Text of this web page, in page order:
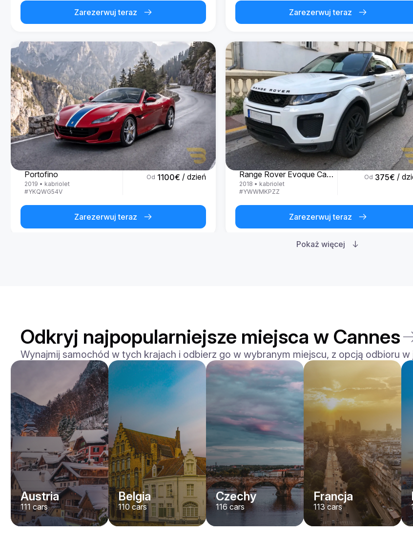
Zarezerwuj teraz Zarezerwuj teraz
Ferrari
Portofino
2019 • kabriolet
#YKQWG54V
Od 1100€ / dzień
Zarezerwuj teraz
Land Rover
Range Rover Evoque Cabrio
2018 • kabriolet
#YWWMKPZZ
Od 375€ /
Zarezerwuj teraz
Mercedes Benz
Maybach S-klasse 580
#
YXWG36PR
Od 750€ / dzień
Zarezerwuj teraz
Ferrari
F8 Spider
2022• kabriolet, sport
RNWMPA4V
Od 1500
Zarezerwuj teraz
Pokaż więcej
Odkryj najpopularniejsze miejsca w Cannes
Wynajmij samochód w tych krajach i odbierz go w wybranym miejscu, z opcją odbioru
Austria
111 cars
Belgia
110cars
Czechy
116cars
Francja
113cars